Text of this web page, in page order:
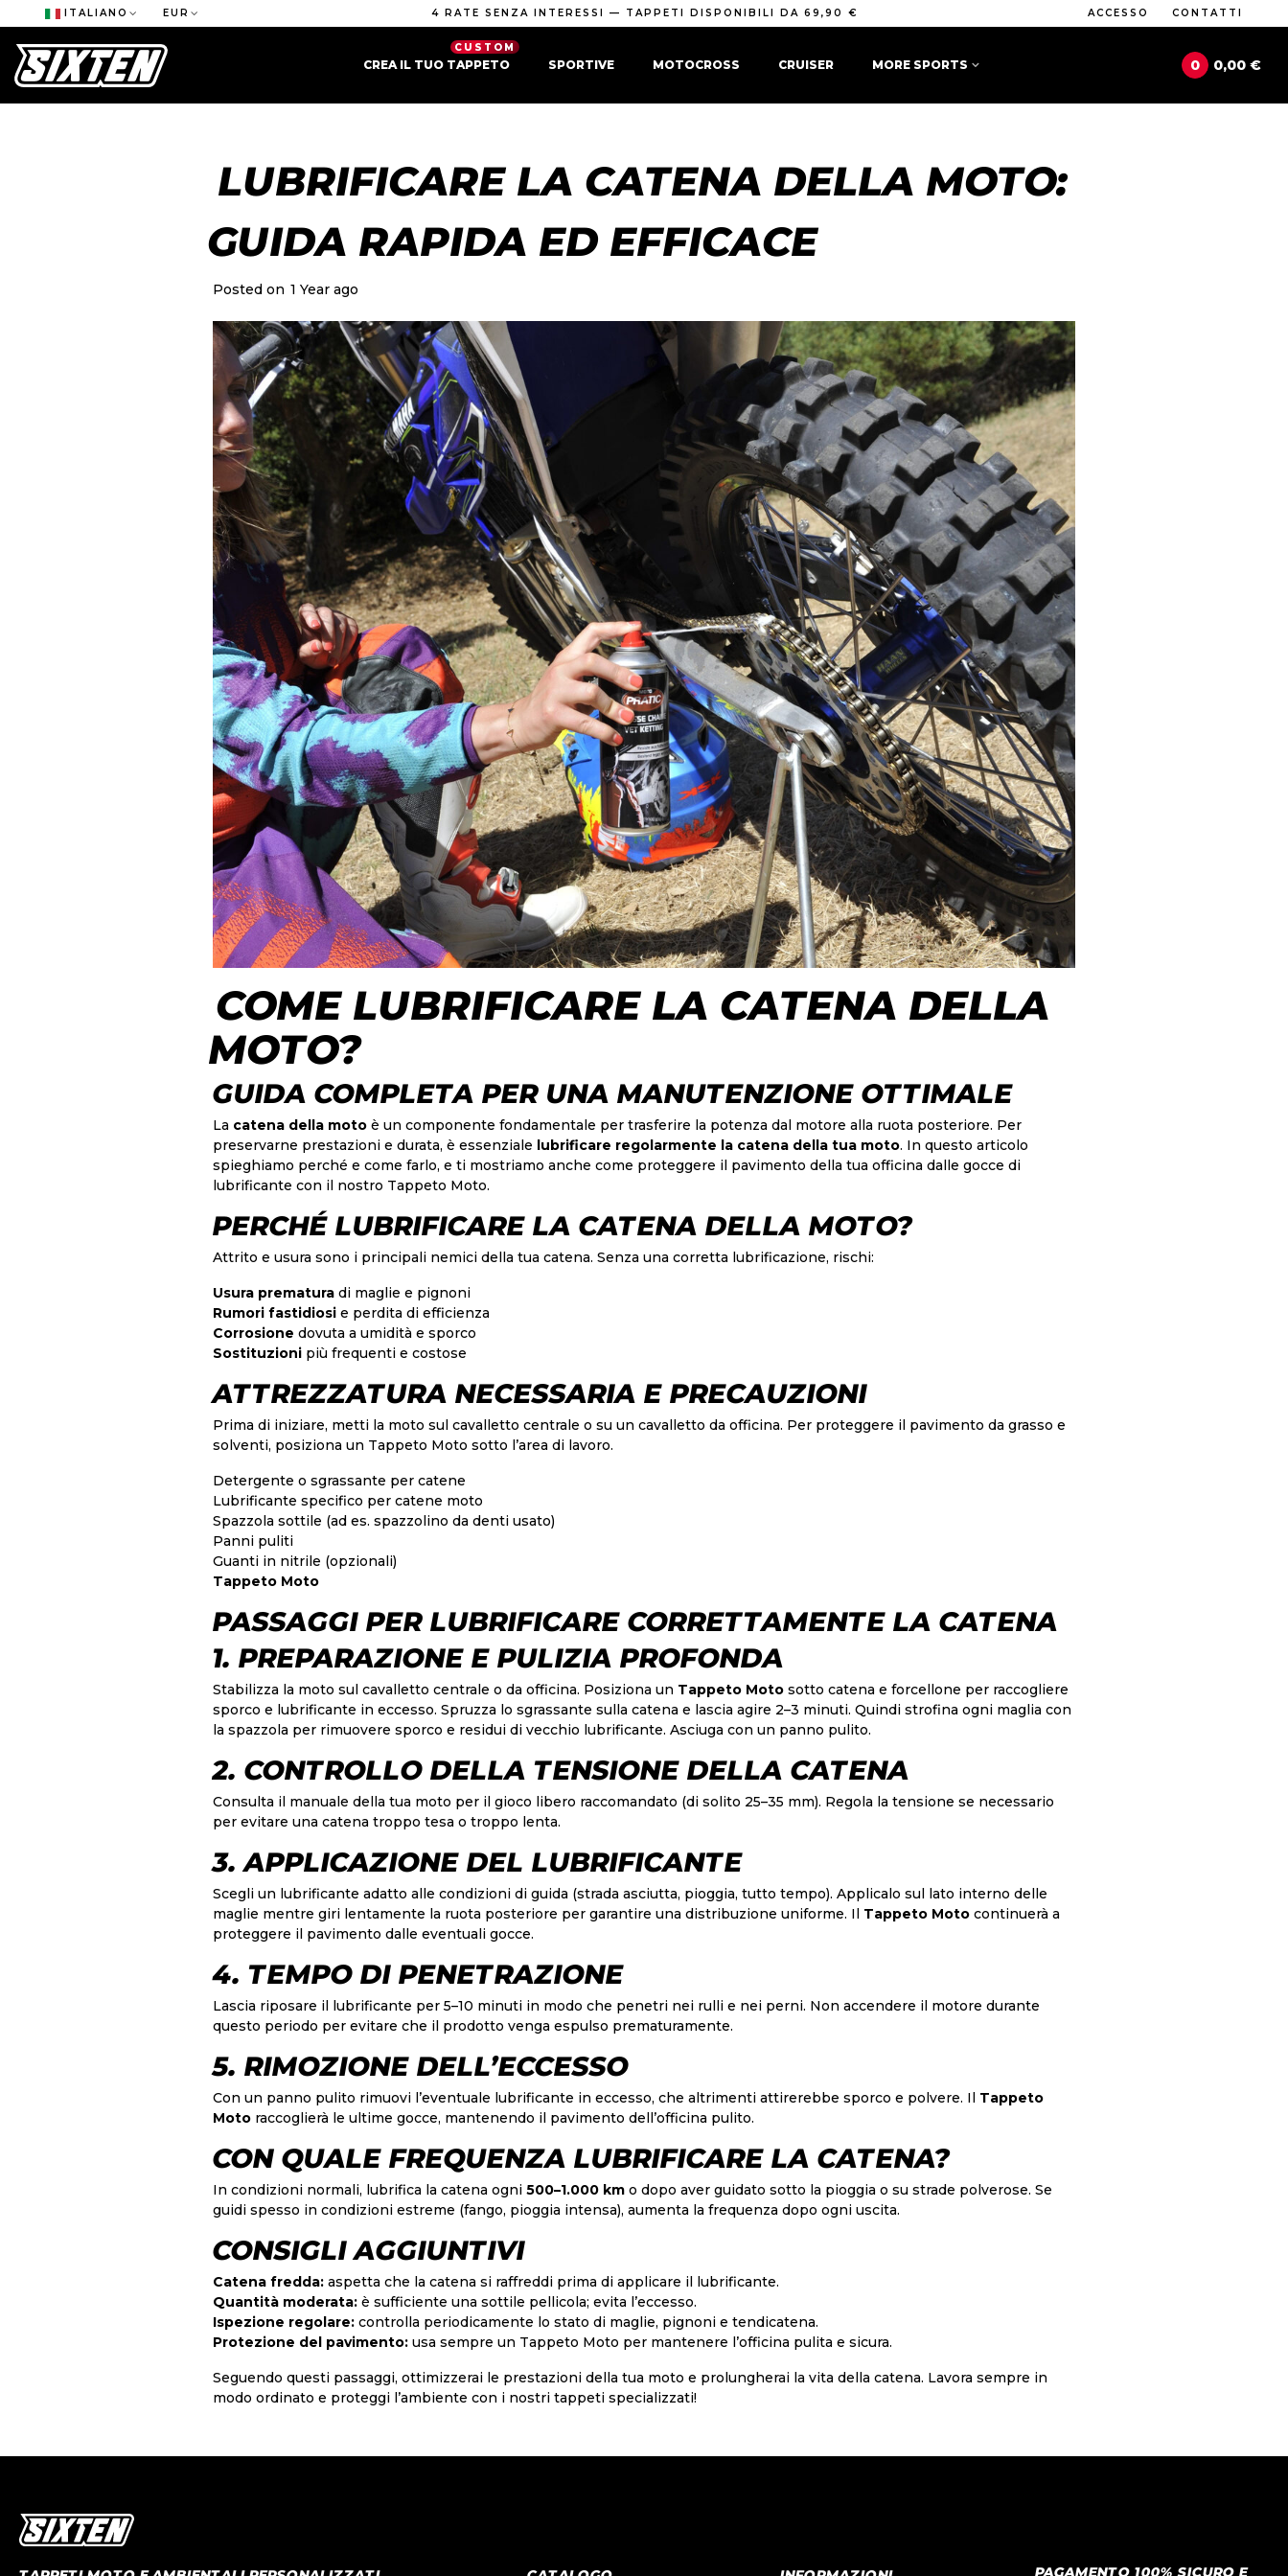
ITALIANO EUR 4 RATE SENZA INTERESSI — TAPPETI DISPONIBILI DA 69,90 € ACCESSO CONTATTI
CREA IL TUO TAPPETO
CUSTOM
SPORTIVE MOTOCROSS CRUISER MORE SPORTS 0 0,00 €
LUBRIFICARE LA CATENA DELLA MOTO:
GUIDA RAPIDA ED EFFICACE
Posted on 1 Year ago
COME LUBRIFICARE LA CATENA DELLA
MOTO?
GUIDA COMPLETA PER UNA MANUTENZIONE OTTIMALE
La catena della moto è un componente fondamentale per trasferire la potenza dal motore alla ruota posteriore. Per
preservarne prestazioni e durata, è essenziale lubrificare regolarmente la catena della tua moto. In questo articolo
spieghiamo perché e come farlo, e ti mostriamo anche come proteggere il pavimento della tua officina dalle gocce di
lubrificante con il nostro Tappeto Moto.
PERCHÉ LUBRIFICARE LA CATENA DELLA MOTO?
Attrito e usura sono i principali nemici della tua catena. Senza una corretta lubrificazione, rischi:
Usura prematura di maglie e pignoni
Rumori fastidiosi e perdita di efficienza
Corrosione dovuta a umidità e sporco
Sostituzioni più frequenti e costose
ATTREZZATURA NECESSARIA E PRECAUZIONI
Prima di iniziare, metti la moto sul cavalletto centrale o su un cavalletto da officina. Per proteggere il pavimento da grasso e
solventi, posiziona un Tappeto Moto sotto l’area di lavoro.
Detergente o sgrassante per catene
Lubrificante specifico per catene moto
Spazzola sottile (ad es. spazzolino da denti usato)
Panni puliti
Guanti in nitrile (opzionali)
Tappeto Moto
PASSAGGI PER LUBRIFICARE CORRETTAMENTE LA CATENA
1. PREPARAZIONE E PULIZIA PROFONDA
Stabilizza la moto sul cavalletto centrale o da officina. Posiziona un Tappeto Moto sotto catena e forcellone per raccogliere
sporco e lubrificante in eccesso. Spruzza lo sgrassante sulla catena e lascia agire 2–3 minuti. Quindi strofina ogni maglia con
la spazzola per rimuovere sporco e residui di vecchio lubrificante. Asciuga con un panno pulito.
2. CONTROLLO DELLA TENSIONE DELLA CATENA
Consulta il manuale della tua moto per il gioco libero raccomandato (di solito 25–35 mm). Regola la tensione se necessario
per evitare una catena troppo tesa o troppo lenta.
3. APPLICAZIONE DEL LUBRIFICANTE
Scegli un lubrificante adatto alle condizioni di guida (strada asciutta, pioggia, tutto tempo). Applicalo sul lato interno delle
maglie mentre giri lentamente la ruota posteriore per garantire una distribuzione uniforme. Il Tappeto Moto continuerà a
proteggere il pavimento dalle eventuali gocce.
4. TEMPO DI PENETRAZIONE
Lascia riposare il lubrificante per 5–10 minuti in modo che penetri nei rulli e nei perni. Non accendere il motore durante
questo periodo per evitare che il prodotto venga espulso prematuramente.
5. RIMOZIONE DELL’ECCESSO
Con un panno pulito rimuovi l’eventuale lubrificante in eccesso, che altrimenti attirerebbe sporco e polvere. Il Tappeto
Moto raccoglierà le ultime gocce, mantenendo il pavimento dell’officina pulito.
CON QUALE FREQUENZA LUBRIFICARE LA CATENA?
In condizioni normali, lubrifica la catena ogni 500–1.000 km o dopo aver guidato sotto la pioggia o su strade polverose. Se
guidi spesso in condizioni estreme (fango, pioggia intensa), aumenta la frequenza dopo ogni uscita.
CONSIGLI AGGIUNTIVI
Catena fredda: aspetta che la catena si raffreddi prima di applicare il lubrificante.
Quantità moderata: è sufficiente una sottile pellicola; evita l’eccesso.
Ispezione regolare: controlla periodicamente lo stato di maglie, pignoni e tendicatena.
Protezione del pavimento: usa sempre un Tappeto Moto per mantenere l’officina pulita e sicura.
Seguendo questi passaggi, ottimizzerai le prestazioni della tua moto e prolungherai la vita della catena. Lavora sempre in
modo ordinato e proteggi l’ambiente con i nostri tappeti specializzati!
PAGAMENTO 100% SICURO E